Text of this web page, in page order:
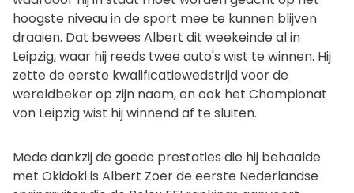
hoogste niveau in de sport mee te kunnen blijven
draaien. Dat bewees Albert dit weekeinde al in
Leipzig, waar hij reeds twee auto's wist te winnen. Hij
zette de eerste kwalificatiewedstrijd voor de
wereldbeker op zijn naam, en ook het Championat
von Leipzig wist hij winnend af te sluiten.
Mede dankzij de goede prestaties die hij behaalde
met Okidoki is Albert Zoer de eerste Nederlandse